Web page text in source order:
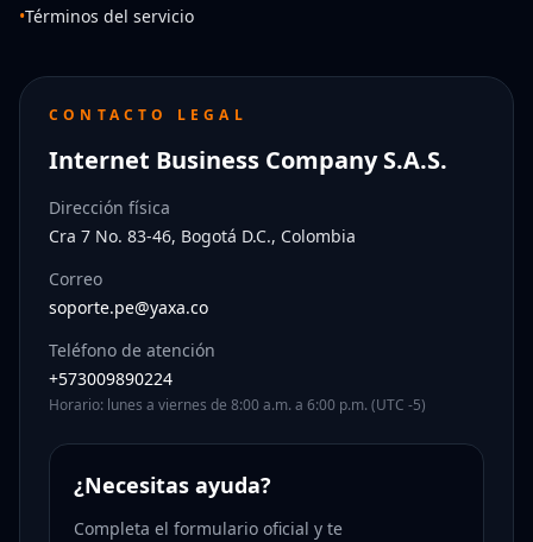
•Términos del servicio
CONTACTO LEGAL
Internet Business Company S.A.S.
Dirección física
Cra 7 No. 83-46, Bogotá D.C., Colombia
Correo
soporte.pe@yaxa.co
Teléfono de atención
+573009890224
Horario: lunes a viernes de 8:00 a.m. a 6:00 p.m. (UTC -5)
¿Necesitas ayuda?
Completa el formulario oficial y te